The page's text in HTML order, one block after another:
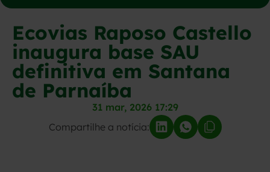
Ecovias Raposo Castello
inaugura base SAU
definitiva em Santana
de Parnaíba
31 mar, 2026 17:29
Compartilhe a notícia: